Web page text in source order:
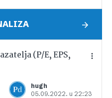
(P/E, EPS,
hugh
05.09.2022. u 22:23
Dodajte u favorite